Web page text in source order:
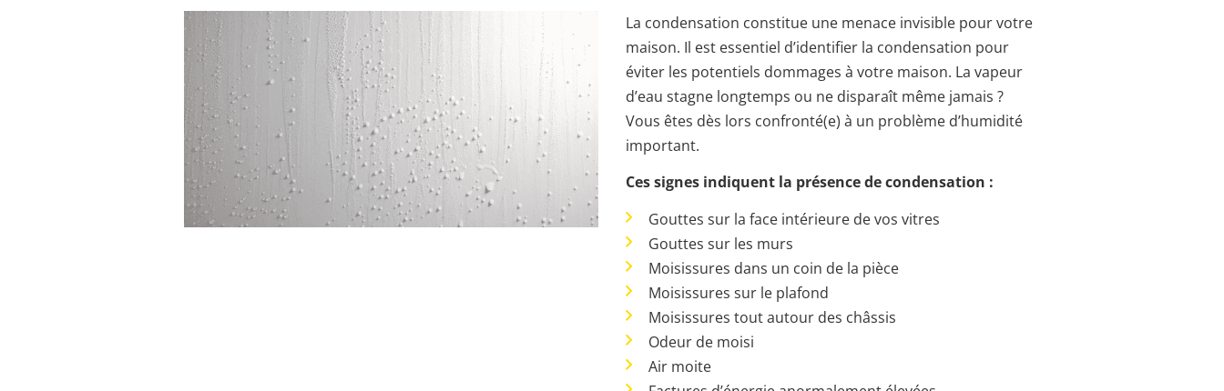
La condensation constitue une menace invisible pour votre
maison. Il est essentiel d’identifier la condensation pour
éviter les potentiels dommages à votre maison. La vapeur
d’eau stagne longtemps ou ne disparaît même jamais ?
Vous êtes dès lors confronté(e) à un problème d’humidité
important.
Ces signes indiquent la présence de condensation :
Gouttes sur la face intérieure de vos vitres
Gouttes sur les murs
Moisissures dans un coin de la pièce
Moisissures sur le plafond
Moisissures tout autour des châssis
Odeur de moisi
Air moite